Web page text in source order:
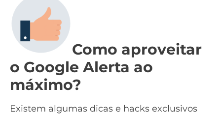
Como aproveitar
o Google Alerta ao
máximo?
Existem algumas dicas e hacks exclusivos